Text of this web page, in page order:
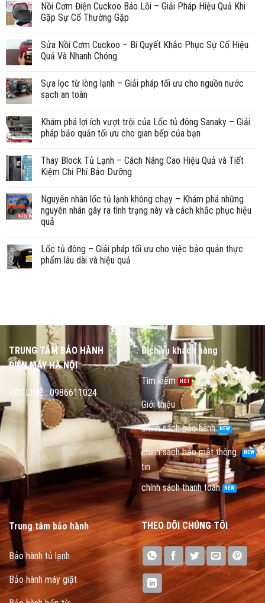
Nồi Cơm Điện Cuckoo Báo Lỗi – Giải Pháp Hiệu Quả Khi
Gặp Sự Cố Thường Gặp
Sửa Nồi Cơm Cuckoo – Bí Quyết Khắc Phục Sự Cố Hiệu
Quả Và Nhanh Chóng
Sựa lọc từ lòng lạnh – Giải pháp tối ưu cho nguồn nước
sạch an toàn
Khám phá lợi ích vượt trội của Lốc tủ đông Sanaky – Giải
pháp bảo quản tối ưu cho gian bếp của bạn
Thay Block Tủ Lạnh – Cách Nâng Cao Hiệu Quả và Tiết
Kiệm Chi Phí Bảo Dưỡng
Nguyên nhân lốc tủ lạnh không chạy – Khám phá những
nguyên nhân gây ra tình trạng này và cách khắc phục hiệu
quả
Lốc tủ đông – Giải pháp tối ưu cho việc bảo quản thực
phẩm lâu dài và hiệu quả
TRUNG TÂM BẢO HÀNH
ĐIỆN MÁY HÀ NỘI
HOTLINE : 0986611024
Dịch vụ khách hàng
Tìm kiếm
Giới thiệu
chính sách bảo hành
chính sách bảo mật thông
tin
chính sách thanh toán
Trung tâm bảo hành
Bảo hành tủ lạnh
Bảo hành máy giặt
THEO DÕI CHÚNG TÔI